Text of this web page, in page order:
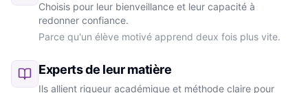
Choisis pour leur bienveillance et leur capacité à
redonner confiance.
Parce qu'un élève motivé apprend deux fois plus vite.
Experts de leur matière
Ils allient rigueur académique et méthode claire pour